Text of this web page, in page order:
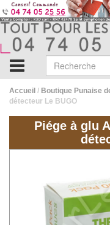
Accueil / Boutique Punaise
détecteur Le BUGO
Piége à glu